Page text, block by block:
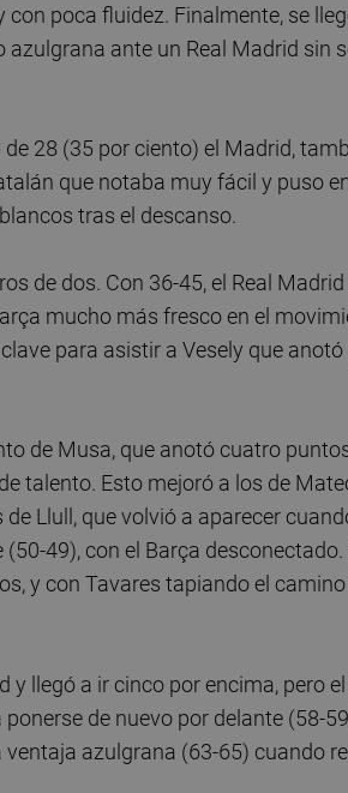
poca fluidez. Finalmente, se
ante un Real Madrid sin
28 (35 por ciento) el Madrid,
que notaba muy fácil y puso
tras el descanso.
de dos. Con 36-45, el Real
mucho más fresco en el
para asistir a Vesely que anotó
de Musa, que anotó cuatro
talento. Esto mejoró a los de
Llull, que volvió a aparecer
49), con el Barça desconectado.
y con Tavares tapiando el
llegó a ir cinco por encima, pero
de nuevo por delante (58-
azulgrana (63-65) cuando